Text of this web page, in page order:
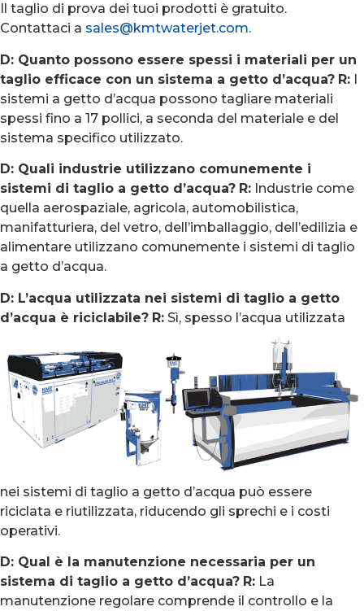
Il taglio di prova dei tuoi prodotti è gratuito.
Contattaci a sales@kmtwaterjet.com.
D: Quanto possono essere spessi i materiali per un
taglio efficace con un sistema a getto d’acqua? R: I
sistemi a getto d’acqua possono tagliare materiali
spessi fino a 17 pollici, a seconda del materiale e del
sistema specifico utilizzato.
D: Quali industrie utilizzano comunemente i
sistemi di taglio a getto d’acqua? R: Industrie come
quella aerospaziale, agricola, automobilistica,
manifatturiera, del vetro, dell’imballaggio, dell’edilizia e
alimentare utilizzano comunemente i sistemi di taglio
a getto d’acqua.
D: L’acqua utilizzata nei sistemi di taglio a getto
d’acqua è riciclabile? R: Sì, spesso l’acqua utilizzata
nei sistemi di taglio a getto d’acqua può essere
riciclata e riutilizzata, riducendo gli sprechi e i costi
operativi.
D: Qual è la manutenzione necessaria per un
sistema di taglio a getto d’acqua? R: La
manutenzione regolare comprende il controllo e la